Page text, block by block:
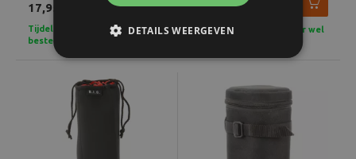
17,95
Tijdelijk uitverkocht, maar wel
bestelbaar!
19,95
Tijdelijk uitverkocht, maar wel
DETAILS WEERGEVEN